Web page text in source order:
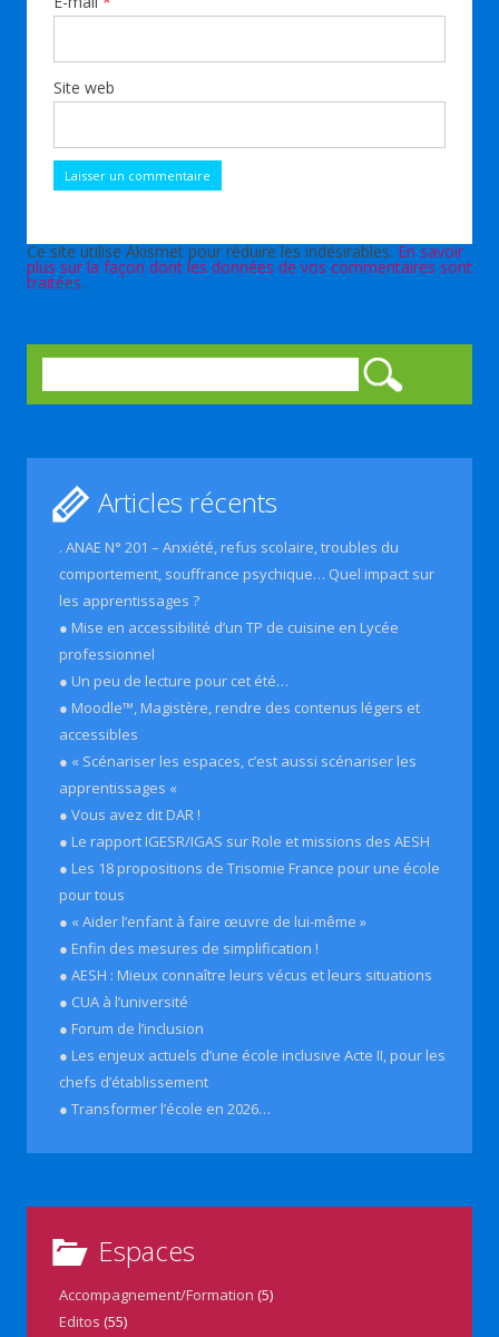
Site web
Ce site utilise Akismet pour réduire les indésirables.En savoir
plus sur la façon dont les données de vos commentaires sont
traitées.
Articles récents
. ANAE N° 201 – Anxiété, refus scolaire, troubles du
comportement, souffrance psychique… Quel impact sur
les apprentissages ?
● Mise en accessibilité d’un TP de cuisine en Lycée
professionnel
● Un peu de lecture pour cet été…
● Moodle™, Magistère, rendre des contenus légers et
accessibles
● « Scénariser les espaces, c’est aussi scénariser les
apprentissages «
● Vous avez dit DAR !
● Le rapport IGESR/IGAS sur Role et missions des AESH
● Les 18 propositions de Trisomie France pour une école
pour tous
● « Aider l’enfant à faire œuvre de lui-même »
● Enfin des mesures de simplification !
● AESH : Mieux connaître leurs vécus et leurs situations
● CUA à l’université
● Forum de l’inclusion
● Les enjeux actuels d’une école inclusive Acte II, pour les
chefs d’établissement
● Transformer l’école en 2026…
Espaces
Accompagnement/Formation (5)
Editos (55)